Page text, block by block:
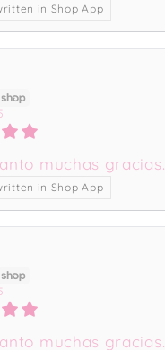
in Shop App
muchas gracias.
in Shop App
muchas gracias.